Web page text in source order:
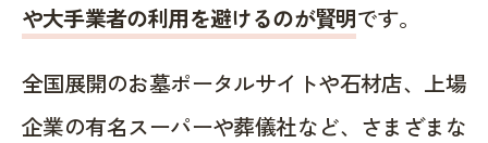
や大手業者の利用を避けるのが賢明です。
全国展開のお墓ポータルサイトや石材店、上場
企業の有名スーパーや葬儀社など、さまざまな